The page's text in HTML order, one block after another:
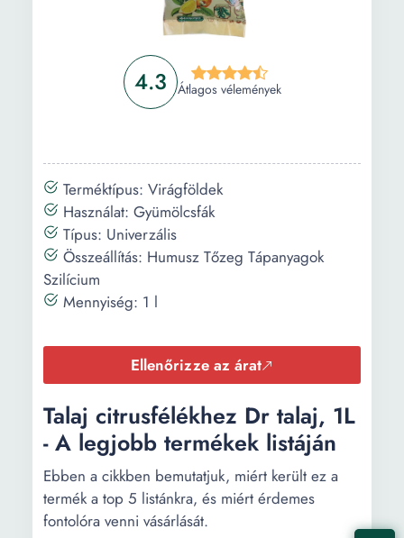
4.3 Átlagos vélemények
Terméktípus: Virágföldek
Használat: Gyümölcsfák
Típus: Univerzális
Összeállítás: Humusz Tőzeg Tápanyagok
Szilícium
Mennyiség: 1 l
Ellenőrizze az árat
Talaj citrusfélékhez Dr talaj, 1L
- A legjobb termékek listáján
Ebben a cikkben bemutatjuk, miért került ez a
termék a top 5 listánkra, és miért érdemes
fontolóra venni vásárlását.